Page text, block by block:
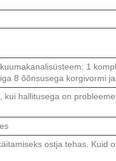
1
8 õõnsusega korgivormi
hallitusega on
ostja tehas. Kuid